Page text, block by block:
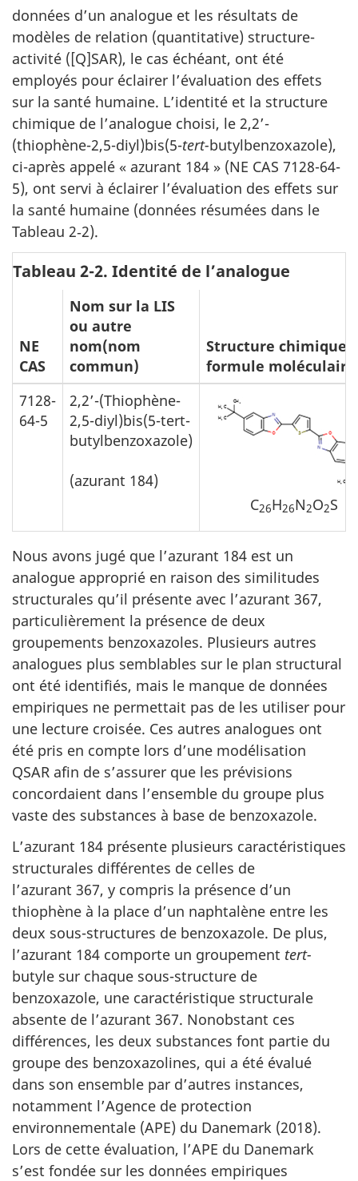
données d’un analogue et les résultats de
modèles de relation (quantitative) structure-
activité ([Q]SAR), le cas échéant, ont été
employés pour éclairer l’évaluation des effets
sur la santé humaine. L’identité et la structure
chimique de l’analogue choisi, le 2,2’-
(thiophène-2,5-diyl)bis(5-tert-butylbenzoxazole),
ci-après appelé « azurant 184 » (NE CAS 7128-64-
5), ont servi à éclairer l’évaluation des effets sur
la santé humaine (données résumées dans le
Tableau 2‑2).
Tableau 2-2. Identité de l’analogue
NE
CAS
Nom sur la LIS
ou autre
nom(nom
commun)
Structure chimique
formule moléculaire
7128-
64-5
2,2’-(Thiophène-
2,5-diyl)bis(5-tert-
butylbenzoxazole)
(azurant 184)
C26H26N2O2S
Nous avons jugé que l’azurant 184 est un
analogue approprié en raison des similitudes
structurales qu’il présente avec l’azurant 367,
particulièrement la présence de deux
groupements benzoxazoles. Plusieurs autres
analogues plus semblables sur le plan structural
ont été identifiés, mais le manque de données
empiriques ne permettait pas de les utiliser pour
une lecture croisée. Ces autres analogues ont
été pris en compte lors d’une modélisation
QSAR afin de s’assurer que les prévisions
concordaient dans l’ensemble du groupe plus
vaste des substances à base de benzoxazole.
L’azurant 184 présente plusieurs caractéristiques
structurales différentes de celles de
l’azurant 367, y compris la présence d’un
thiophène à la place d’un naphtalène entre les
deux sous-structures de benzoxazole. De plus,
l’azurant 184 comporte un groupement tert-
butyle sur chaque sous-structure de
benzoxazole, une caractéristique structurale
absente de l’azurant 367. Nonobstant ces
différences, les deux substances font partie du
groupe des benzoxazolines, qui a été évalué
dans son ensemble par d’autres instances,
notamment l’Agence de protection
environnementale (APE) du Danemark (2018).
Lors de cette évaluation, l’APE du Danemark
s’est fondée sur les données empiriques